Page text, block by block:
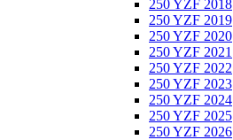
250 YZF 2018
250 YZF 2019
250 YZF 2020
250 YZF 2021
250 YZF 2022
250 YZF 2023
250 YZF 2024
250 YZF 2025
250 YZF 2026